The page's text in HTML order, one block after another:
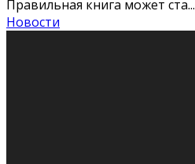
Правильная книга может ста...
Новости